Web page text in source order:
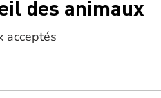
des animaux
acceptés